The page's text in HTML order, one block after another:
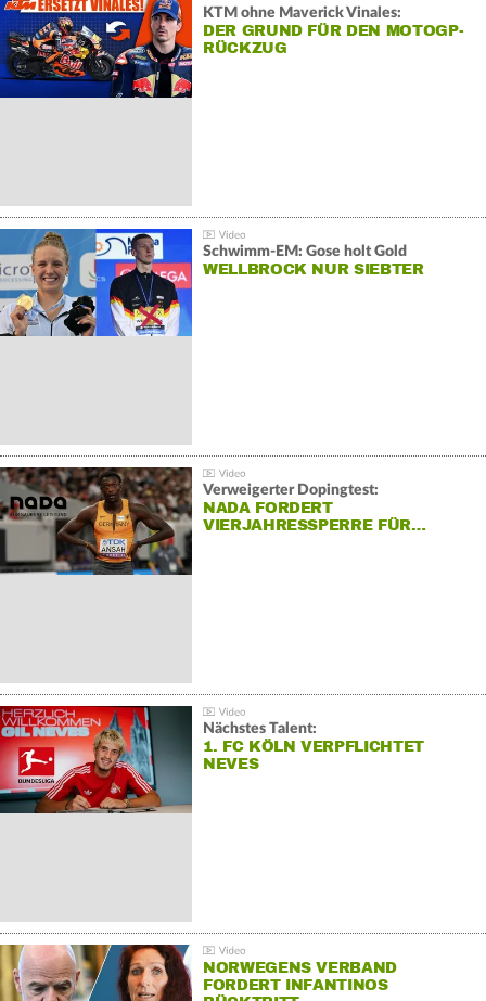
KTM ohne Maverick Vinales:
DER GRUND FÜR DEN MOTOGP-
RÜCKZUG
Schwimm-EM: Gose holt Gold
WELLBROCK NUR SIEBTER
Verweigerter Dopingtest:
NADA FORDERT
VIERJAHRESSPERRE FÜR…
Nächstes Talent:
1. FC KÖLN VERPFLICHTET
NEVES
NORWEGENS VERBAND
FORDERT INFANTINOS